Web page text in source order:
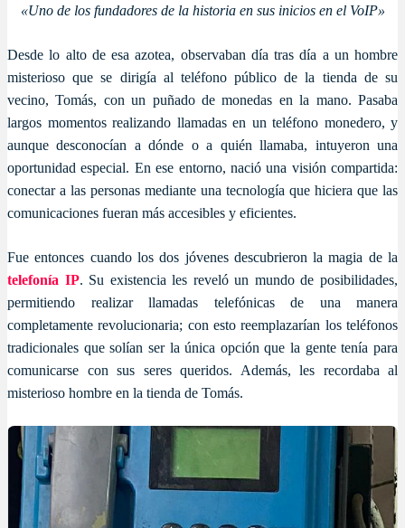
«Uno de los fundadores de la historia en sus inicios en el VoIP»
Desde lo alto de esa azotea, observaban día tras día a un hombre
misterioso que se dirigía al teléfono público de la tienda de su
vecino, Tomás, con un puñado de monedas en la mano. Pasaba
largos momentos realizando llamadas en un teléfono monedero, y
aunque desconocían a dónde o a quién llamaba, intuyeron una
oportunidad especial. En ese entorno, nació una visión compartida:
conectar a las personas mediante una tecnología que hiciera que las
comunicaciones fueran más accesibles y eficientes.
Fue entonces cuando los dos jóvenes descubrieron la magia de la
telefonía IP. Su existencia les reveló un mundo de posibilidades,
permitiendo realizar llamadas telefónicas de una manera
completamente revolucionaria; con esto reemplazarían los teléfonos
tradicionales que solían ser la única opción que la gente tenía para
comunicarse con sus seres queridos. Además, les recordaba al
misterioso hombre en la tienda de Tomás.